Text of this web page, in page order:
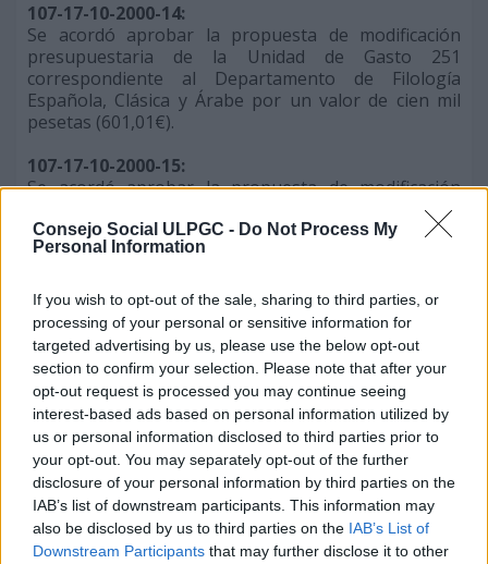
Consejo Social ULPGC - Do Not Process My
Personal Information
If you wish to opt-out of the sale, sharing to third parties, or
processing of your personal or sensitive information for
targeted advertising by us, please use the below opt-out
section to confirm your selection. Please note that after your
opt-out request is processed you may continue seeing
interest-based ads based on personal information utilized by
us or personal information disclosed to third parties prior to
your opt-out. You may separately opt-out of the further
disclosure of your personal information by third parties on the
IAB’s list of downstream participants. This information may
also be disclosed by us to third parties on the IAB’s List of
Downstream Participants that may further disclose it to other
107-17-10-2000-14:
Se acordó aprobar la propuesta de modificación
presupuestaria de la Unidad de Gasto 251
correspondiente al Departamento de Filología
Española, Clásica y Árabe por un valor de cien mil
pesetas (601,01€).
107-17-10-2000-15:
Se acordó aprobar la propuesta de modificación
presupuestaria de la Unidad de Gasto 206
correspondiente al Departamento de Cartografía y
Expresión Gráfica en la Ingeniería por un valor de
pesetas (1.223,40€).
107-17-10-2000-16:
Se acordó aprobar la propuesta de modificación
presupuestaria de la Unidad de Gasto 242
correspondiente al Departamento de Bioquímica
Molecular, Fisiología, Genética e Inmunología por un
valor de seiscientas noventa y seis mil pesetas
(4.183,04€).
107-17-10-2000-17:
Se acordó aprobar la propuesta de modificación
presupuestaria de la Unidad de Gasto 206